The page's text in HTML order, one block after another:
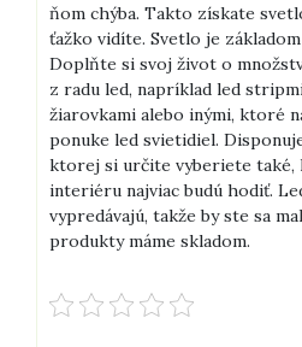
ňom chýba. Takto získate
ťažko vidíte. Svetlo je
Doplňte si svoj život o
z radu led, napríklad led
žiarovkami alebo inými, ktoré
ponuke led svietidiel.
ktorej si určite vyberiete také,
interiéru najviac budú hodiť.
vypredávajú, takže by ste sa
produkty máme skladom.